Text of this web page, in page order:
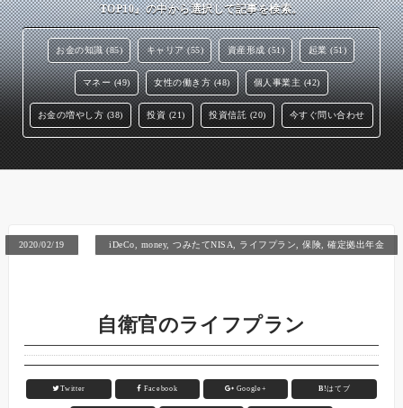
TOP10』の中から選択して記事を検索。
お金の知識 (85) キャリア (55) 資産形成 (51) 起業 (51)
マネー (49) 女性の働き方 (48) 個人事業主 (42)
お金の増やし方 (38) 投資 (21) 投資信託 (20) 今すぐ問い合わせ
2020/02/19 iDeCo money,つみたてNISA ライフプラン ,保険 ,確定拠出年金
自衛官のライフプラン
Twitter Facebook Google+ B!はてブ